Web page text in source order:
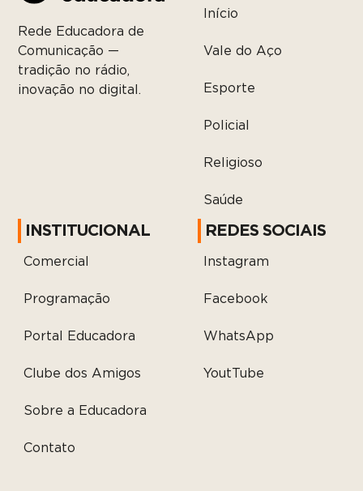
Rede Educadora de
Comunicação —
tradição no rádio,
inovação no digital.
Início
Vale do Aço
Esporte
Policial
Religioso
Saúde
INSTITUCIONAL
Comercial
Programação
Portal Educadora
Clube dos Amigos
Sobre a Educadora
Contato
REDES SOCIAIS
Instagram
Facebook
WhatsApp
YoutTube